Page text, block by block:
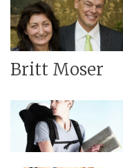
Britt Moser